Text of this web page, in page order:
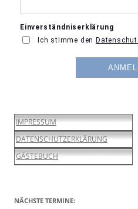
IMPRESSUM
DATENSCHUTZERKLÄRUNG
GÄSTEBUCH
NÄCHSTE TERMINE: